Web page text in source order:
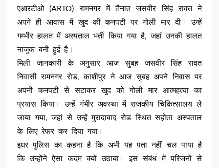
एआरटीओ (ARTO) रामनगर में तैनात जसवीर सिंह रावत ने
अपने ही आवास में खुद की कनपटी पर गोली मार दी। उन्हें
गम्भीर हालत में अस्पताल भर्ती किया गया है, जहां उनकी हालत
नाजुक बनी हुई है।
मिली जानकारी के अनुसार आज सुबह जसवीर सिंह रावत
निवासी रामनगर रोड, काशीपुर ने आज सुबह अपने निवास पर
अपनी कनपटी से सटाकर खुद को गोली मार आत्महत्या का
प्रयास किया। उन्हें गंभीर अवस्था में राजकीय चिकित्सालय ले
जाया गया, जहां से उन्हें मुरादाबाद रोड स्थित सहोता अस्पताल
के लिए रेफर कर दिया गया।
इधर पुलिस का कहना है कि अभी यह पता नहीं चल पाया है
कि उन्होंने ऐसा कदम क्यों उठाया। इस संबंध में परिजनों से